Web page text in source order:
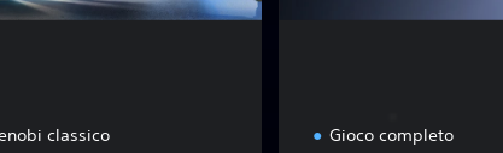
classico
Gioco completo